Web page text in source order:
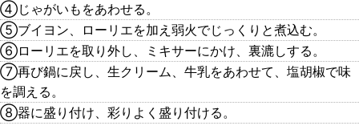
④じゃがいもをあわせる。
⑤ブイヨン、ローリエを加え弱火でじっくりと煮込む。
⑥ローリエを取り外し、ミキサーにかけ、裏漉しする。
⑦再び鍋に戻し、生クリーム、牛乳をあわせて、塩胡椒で味
を調える。
⑧器に盛り付け、彩りよく盛り付ける。